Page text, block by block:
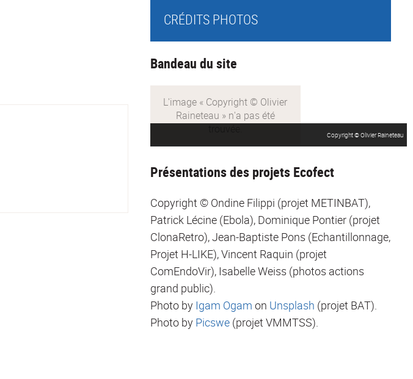
CRÉDITS PHOTOS
Bandeau du site
Copyright © Olivier Raineteau
Présentations des projets Ecofect
Copyright © Ondine Filippi (projet METINBAT),
Patrick Lécine (Ebola), Dominique Pontier (projet
ClonaRetro), Jean-Baptiste Pons (Echantillonnage,
Projet H-LIKE), Vincent Raquin (projet
ComEndoVir), Isabelle Weiss (photos actions
grand public).
Photo by Igam Ogam on Unsplash (projet BAT).
Photo by Picswe(projet VMMTSS).